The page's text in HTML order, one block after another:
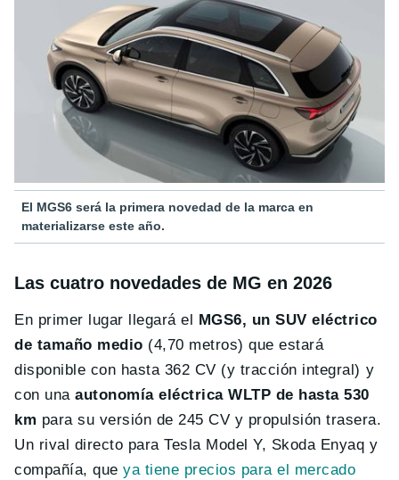
El MGS6 será la primera novedad de la marca en
materializarse este año.
Las cuatro novedades de MG en 2026
En primer lugar llegará el MGS6, un SUV eléctrico
de tamaño medio (4,70 metros) que estará
disponible con hasta 362 CV (y tracción integral) y
con unaautonomía eléctrica WLTP de hasta 530
km para su versión de 245 CV y propulsión trasera.
Un rival directo para Tesla Model Y, Skoda Enyaq y
compañía, queya tiene precios para el mercado